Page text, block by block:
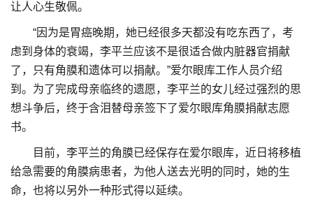
让人心生敬佩。
“因为是胃癌晚期，她已经很多天都没有吃东西了，考
虑到身体的衰竭，李平兰应该不是很适合做内脏器官捐献
了，只有角膜和遗体可以捐献。”爱尔眼库工作人员介绍
到。为了完成母亲临终的遗愿，李平兰的女儿经过强烈的思
想斗争后，终于含泪替母亲签下了爱尔眼库角膜捐献志愿
书。
目前，李平兰的角膜已经保存在爱尔眼库，近日将移植
给急需要的角膜病患者，为他人送去光明的同时，她的生
命，也将以另外一种形式得以延续。